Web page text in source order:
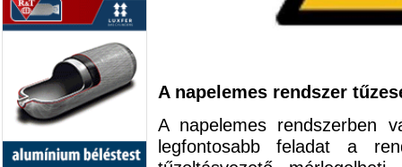
A napelemes rendszer
A napelemes rendszerben
legfontosabb feladat a